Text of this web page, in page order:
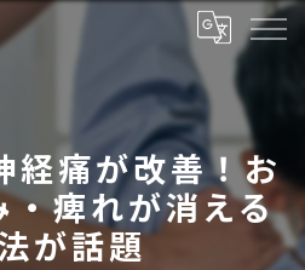
経痛が改善！お
・痺れが消える
が話題